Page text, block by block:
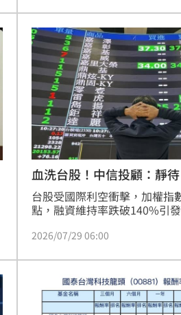
素影響，短線賣壓擴大，市場
過，法人認為，市場短期波動
面調整，投資人更應回歸基本
獲利能力與產業發展趨勢。
血洗台股！中信投顧：靜
台股受國際利空衝擊，加權指
點，融資維持率跌破140%引
緣政治及程式交易連鎖砍倉，
明兩年獲利預估分別成長57%
未惡化。法人建議投資人當前
要任務，切勿盲目抄底。建
澱，待指數構築底部並重新站
2026/07/29 06:00